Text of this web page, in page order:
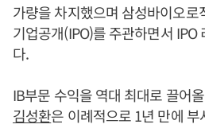
가량을 차지했으며 삼성바이오로
기업공개(IPO)를 주관하면서 IPO
다.
IB부문 수익을 역대 최대로 끌어
김성환은 이례적으로 1년 만에